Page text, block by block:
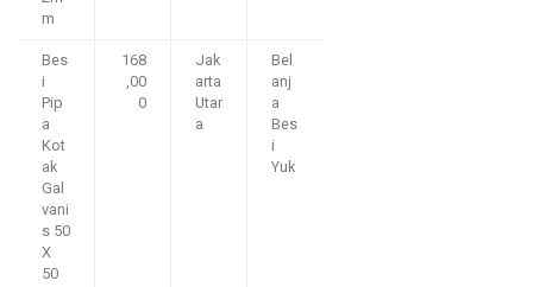
m
Bes
i
Pip
a
Kot
ak
Gal
vani
s 50
X
50
168
,00
0
Jak
arta
Utar
a
Bel
anj
a
Bes
i
Yuk